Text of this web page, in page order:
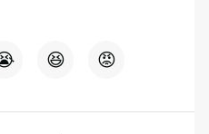
😆 😡